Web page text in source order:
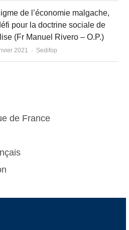
de l’économie malgache,
pour la doctrine sociale de
(Fr Manuel Rivero – O.P.)
2021 Author
Sedifop
de France